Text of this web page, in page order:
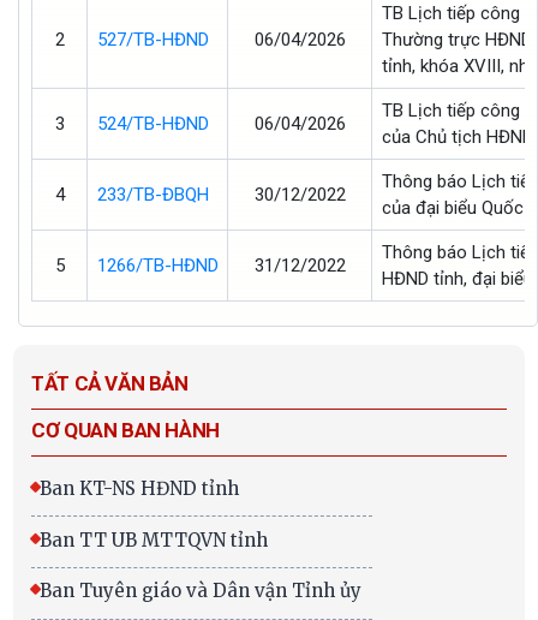
2 527/TB-HĐND 06/04/2026
TB Lịch tiếp công
Thường trực HĐND
tỉnh, khóa XVIII,
3 524/TB-HĐND 06/04/2026
TB Lịch tiếp công
của Chủ tịch HĐND
4 233/TB-ĐBQH 30/12/2022
Thông báo Lịch
của đại biểu Quốc
5 1266/TB-HĐND 31/12/2022
Thông báo Lịch
HĐND tỉnh, đại
TẤT CẢ VĂN BẢN
CƠ QUAN BAN HÀNH
Ban KT-NS HĐND tỉnh
Ban TT UB MTTQVN tỉnh
Ban Tuyên giáo và Dân vận Tỉnh ủy